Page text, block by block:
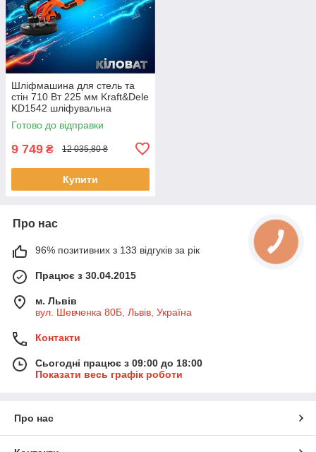
Шліфмашина для стель та
стін 710 Вт 225 мм Kraft&Dele
KD1542 шліфувальна
машина жираф для ремонту
шліфмашини з насадками
Готово до відправки
9 749 ₴ 12 035,80 ₴
Купити
Про нас
96% позитивних з 133 відгуків за рік
Працює з 30.04.2015
м. Львів
вул. Шевченка 80Б, Львів, Україна
Контакти
Сьогодні працює з 09:00 до 18:00
Показати весь графік роботи
Про нас